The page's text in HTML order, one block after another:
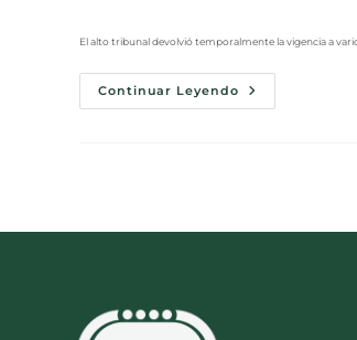
El alto tribunal devolvió temporalmente la vigencia a
Continuar Leyendo